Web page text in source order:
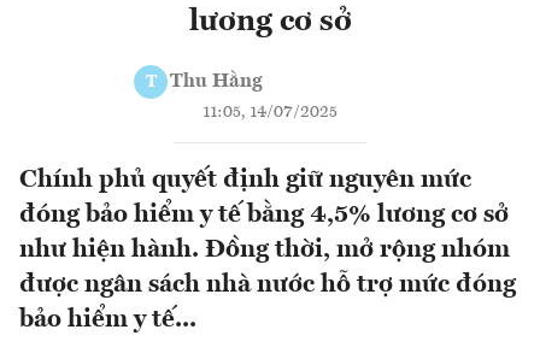
lương cơ sở
T Thu Hằng
11:05, 14/07/2025
Chính phủ quyết định giữ nguyên mức
đóng bảo hiểm y tế bằng 4,5% lương cơ sở
như hiện hành. Đồng thời, mở rộng nhóm
được ngân sách nhà nước hỗ trợ mức đóng
bảo hiểm y tế...